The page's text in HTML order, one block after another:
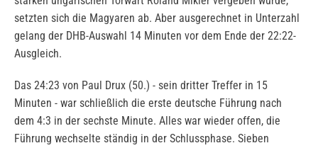
setzten sich die Magyaren ab. Aber ausgerechnet in Unterzahl
gelang der DHB-Auswahl 14 Minuten vor dem Ende der 22:22-
Ausgleich.
Das 24:23 von Paul Drux (50.) - sein dritter Treffer in 15
Minuten - war schließlich die erste deutsche Führung nach
dem 4:3 in der sechste Minute. Alles war wieder offen, die
Führung wechselte ständig in der Schlussphase. Sieben